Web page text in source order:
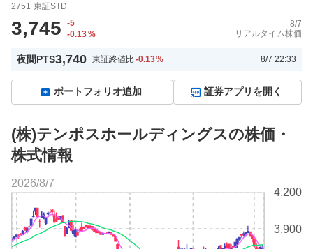
2751 東証STD
3,745
-5
-0.13%
8/7
リアルタイム株価
夜間PTS3,740 東証終値比-0.13% 8/7 22:33
ポートフォリオ追加 証券アプリを開く
(株)テンポスホールディングスの株価・
株式情報
3,900
4,200
2026/8/7